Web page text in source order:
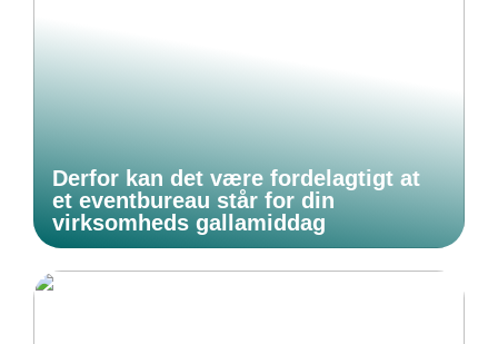
Derfor kan det være fordelagtigt at
et eventbureau står for din
virksomheds gallamiddag